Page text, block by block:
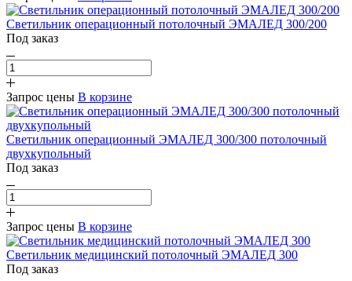
Светильник операционный потолочный ЭМАЛЕД 300/200
Под заказ
Запрос цены В корзине
Светильник операционный ЭМАЛЕД 300/300 потолочный
двухкупольный
Под заказ
Запрос цены В корзине
Светильник медицинский потолочный ЭМАЛЕД 300
Под заказ